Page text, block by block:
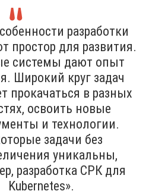
разработки
простор для развития.
системы дают опыт
Широкий круг задач
прокачаться в разных
освоить новые
и технологии.
задачи без
уникальны,
разработка СРК для
Kubernetes».